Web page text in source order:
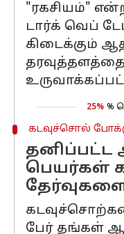
"ரகசியம்"
டார்க் வெப்
கிடைக்கும்
25% %
கடவுச்சொல்
பெயர்கள்
பேர் தங்கள்